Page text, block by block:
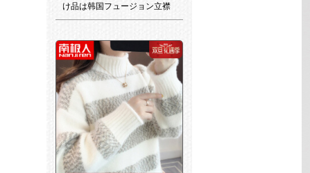
け品は韩国フュージョン立襟
长袖ニタット女耳元ラッピン
ります。